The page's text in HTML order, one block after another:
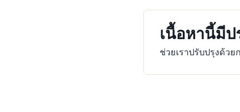
เนื้อหานี้มี
ช่วยเราปรับปรุงด้ว